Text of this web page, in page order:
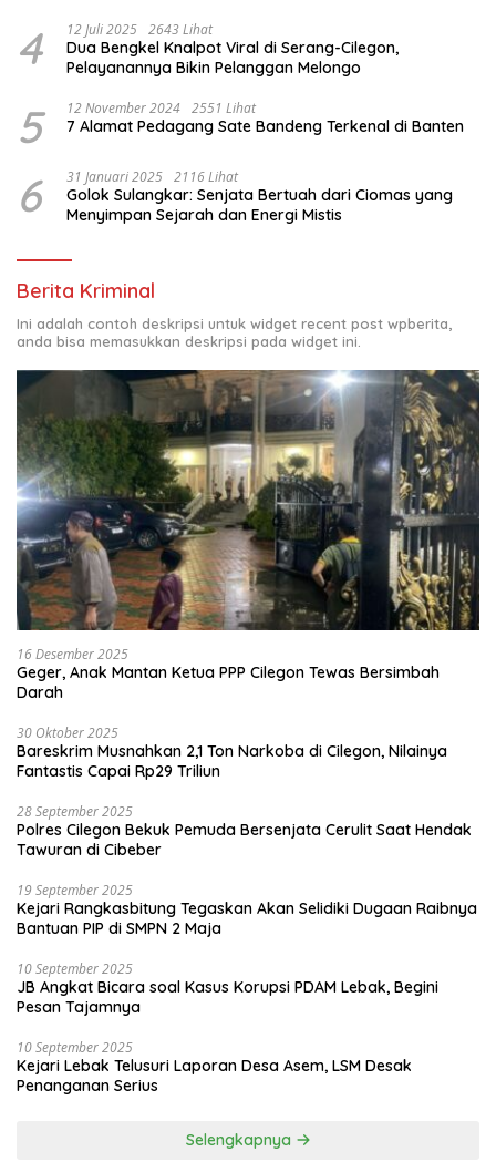
4 12 Juli 2025 2643 Lihat
Dua Bengkel Knalpot Viral di Serang-Cilegon,
Pelayanannya Bikin Pelanggan Melongo
5 12 November 2024 2551 Lihat
7 Alamat Pedagang Sate Bandeng Terkenal di Banten
6 31 Januari 2025 2116 Lihat
Golok Sulangkar: Senjata Bertuah dari Ciomas yang
Menyimpan Sejarah dan Energi Mistis
Berita Kriminal
Ini adalah contoh deskripsi untuk widget recent post wpberita,
anda bisa memasukkan deskripsi pada widget ini.
16 Desember 2025
Geger, Anak Mantan Ketua PPP Cilegon Tewas Bersimbah
Darah
30 Oktober 2025
Bareskrim Musnahkan 2,1 Ton Narkoba di Cilegon, Nilainya
Fantastis Capai Rp29 Triliun
28 September 2025
Polres Cilegon Bekuk Pemuda Bersenjata Cerulit Saat Hendak
Tawuran di Cibeber
19 September 2025
Kejari Rangkasbitung Tegaskan Akan Selidiki Dugaan Raibnya
Bantuan PIP di SMPN 2 Maja
10 September 2025
JB Angkat Bicara soal Kasus Korupsi PDAM Lebak, Begini
Pesan Tajamnya
10 September 2025
Kejari Lebak Telusuri Laporan Desa Asem, LSM Desak
Penanganan Serius
Selengkapnya